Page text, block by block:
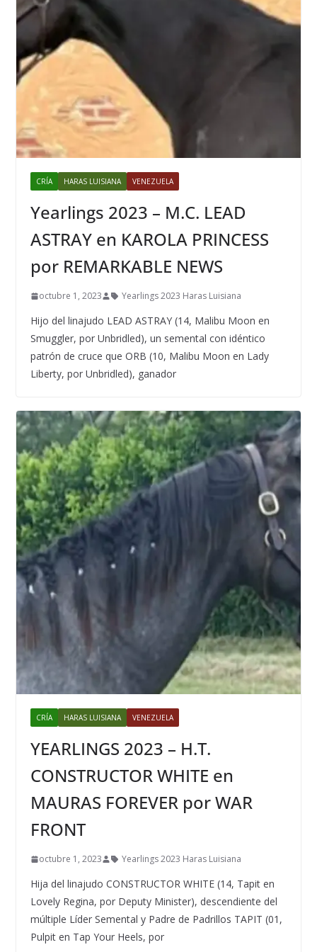
CRÍA HARAS LUISIANA VENEZUELA
Yearlings 2023 – M.C. LEAD
ASTRAY en KAROLA PRINCESS
por REMARKABLE NEWS
octubre 1, 2023 Yearlings 2023 Haras Luisiana
Hijo del linajudo LEAD ASTRAY (14, Malibu Moon en
Smuggler, por Unbridled), un semental con idéntico
patrón de cruce que ORB (10, Malibu Moon en Lady
Liberty, por Unbridled), ganador
CRÍA HARAS LUISIANA VENEZUELA
YEARLINGS 2023 – H.T.
CONSTRUCTOR WHITE en
MAURAS FOREVER por WAR
FRONT
octubre 1, 2023 Yearlings 2023 Haras Luisiana
Hija del linajudo CONSTRUCTOR WHITE (14, Tapit en
Lovely Regina, por Deputy Minister), descendiente del
múltiple Líder Semental y Padre de Padrillos TAPIT (01,
Pulpit en Tap Your Heels, por